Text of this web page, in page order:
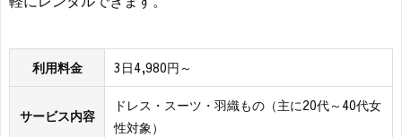
利用料金 3日4,980円～
サービス内容
ドレス・スーツ・羽織もの（主に20代～40代女
性対象）